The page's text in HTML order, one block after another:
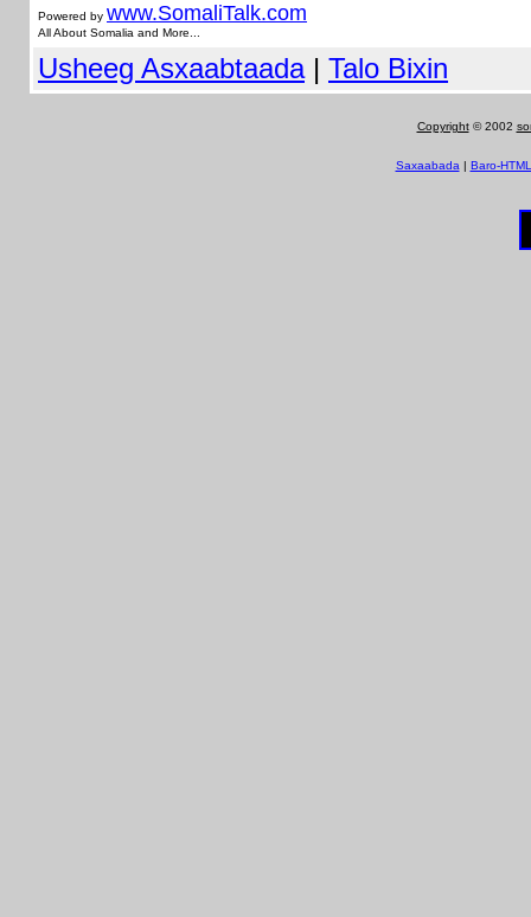
Powered by www.SomaliTalk.com
All About Somalia and More...
Usheeg Asxaabtaada| Talo Bixin
Copyright© 2002
Saxaabada | Baro-HTML